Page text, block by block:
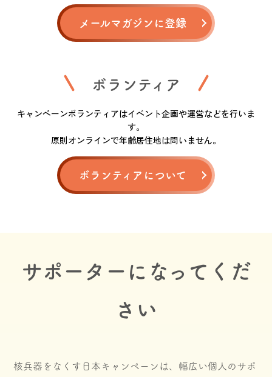
メールマガジンに登録
ボランティア
キャンペーンボランティアはイベント企画や運営などを行いま
す。
原則オンラインで年齢居住地は問いません。
ボランティアについて
サポーターになってくだ
さい
核兵器をなくす日本キャンペーンは、幅広い個人のサポ